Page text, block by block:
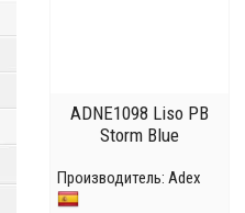
ADNE1098 Liso PB
Storm Blue
Производитель: Adex